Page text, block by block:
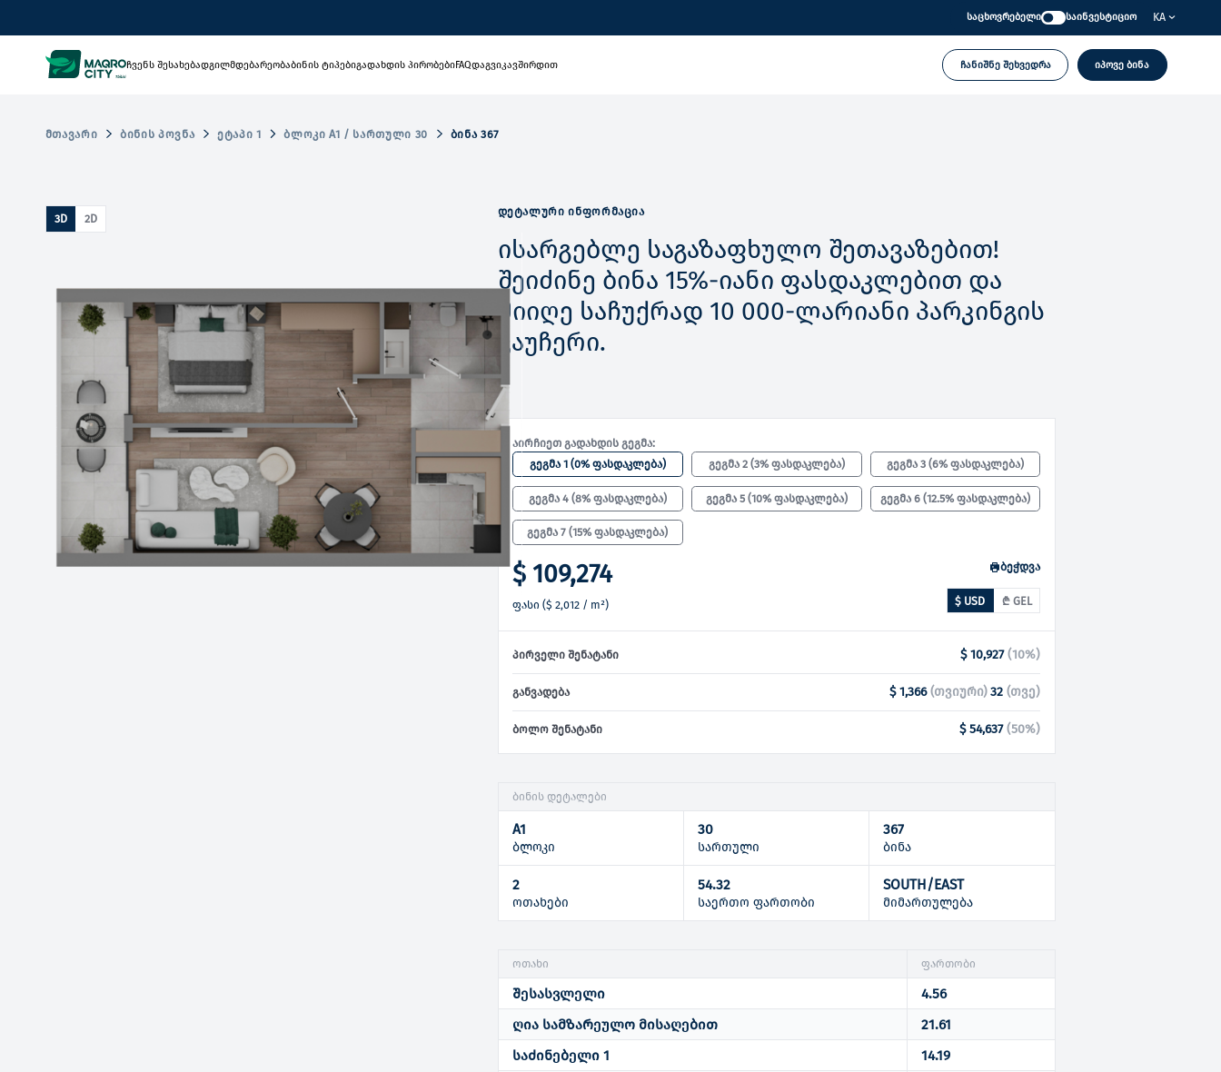
საცხოვრებელი საინვესტიციო KA
ჩვენს შესახებადგილმდებარეობაბინის ტიპებიგადახდის პირობებიFAQდაგვიკავშირდით ჩანიშნე შეხვედრა იპოვე ბინა
ᲛᲗᲐᲕᲐᲠᲘ ᲑᲘᲜᲘᲡ ᲞᲝᲕᲜᲐ ᲔᲢᲐᲞᲘ 1 ᲑᲚᲝᲙᲘ A1 / ᲡᲐᲠᲗᲣᲚᲘ 30 ᲑᲘᲜᲐ 367
3D 2D
ᲓᲔᲢᲐᲚᲣᲠᲘ ᲘᲜᲤᲝᲠᲛᲐᲪᲘᲐ
ისარგებლე საგაზაფხულო შეთავაზებით!
შეიძინე ბინა 15%-იანი ფასდაკლებით და
მიიღე საჩუქრად 10 000-ლარიანი პარკინგის
ვაუჩერი.
აირჩიეთ გადახდის გეგმა:
გეგმა 1 (0% ფასდაკლება) გეგმა 2 (3% ფასდაკლება) გეგმა 3 (6% ფასდაკლება)
გეგმა 4 (8% ფასდაკლება) გეგმა 5 (10% ფასდაკლება) გეგმა 6 (12.5% ფასდაკლება)
გეგმა 7 (15% ფასდაკლება)
$ 109,274
ფასი ($ 2,012 / m²)
ბეჭდვა
$ USD ₾ GEL
პირველი შენატანი $ 10,927 (10%)
განვადება $ 1,366(თვიური) 32 (თვე)
ბოლო შენატანი $ 54,637 (50%)
ბინის დეტალები
A1
ბლოკი
30
სართული
367
ბინა
2
ოთახები
54.32
საერთო ფართობი
SOUTH/EAST
მიმართულება
ოთახი ფართობი
შესასვლელი
4.56
ღია სამზარეულო მისაღებით
21.61
საძინებელი 1
14.19